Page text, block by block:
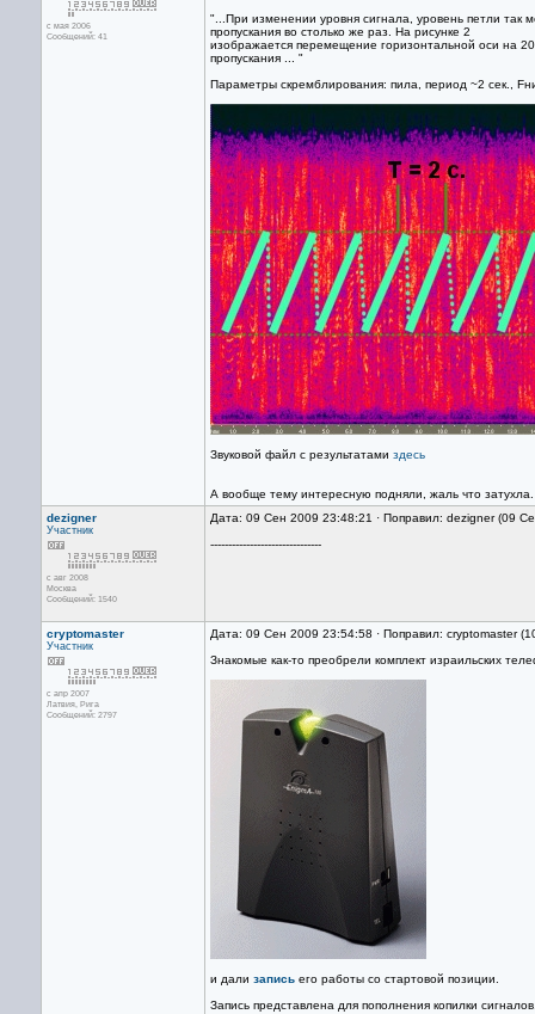
с мая 2006
Сообщений: 41
"...При изменении уровня сигнала, уровень петли так
пропускания во столько же раз. На рисунке 2
изображается перемещение горизонтальной оси на
пропускания ... "
Параметры скремблирования: пила, период ~2 сек.,
Звуковой файл с результатами здесь
А вообще тему интересную подняли, жаль что затухла.
dezigner
Участник
с авг 2008
Москва
Сообщений: 1540
Дата: 09 Сен 2009 23:48:21 · Поправил: dezigner (09
-------------------------------
cryptomaster
Участник
с апр 2007
Латвия, Рига
Сообщений: 2797
Дата: 09 Сен 2009 23:54:58 · Поправил: cryptomaster
Знакомые как-то прeобрели комплект израильских
и дали запись его работы со стартовой позиции.
Запись представлена для пополнения копилки